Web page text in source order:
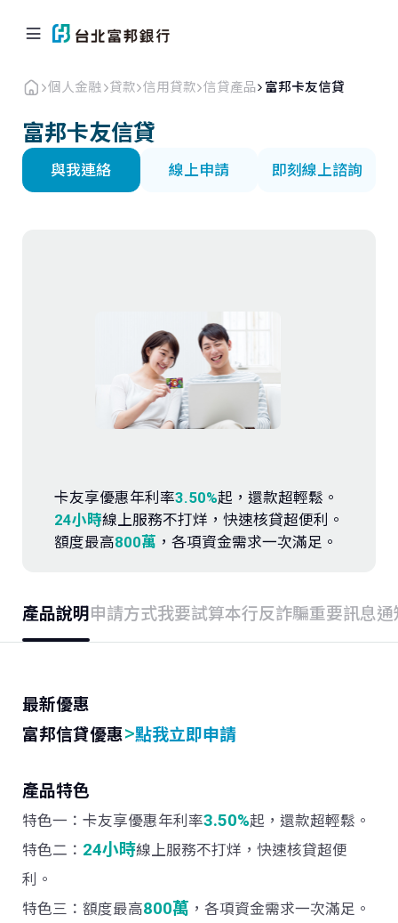
個人金融 企業．商戶 海外業務 關於北富銀
數位服務
個人金融 貸款 信用貸款 信貸產品 富邦卡友信貸
富邦卡友信貸
與我連絡 線上申請 即刻線上諮詢
卡友享優惠年利率3.50%起，還款超輕鬆。
24小時線上服務不打烊，快速核貸超便利。
額度最高800萬 ，各項資金需求一次滿足。
產品說明 申請方式我要試算本行反詐騙重要訊息通
最新優惠
富邦信貸優惠>點我立即申請
產品特色
特色一 ：卡友享優惠年利率3.50%起，還款超輕鬆。
特色二 ： 24小時線上服務不打烊，快速核貸超便
利。
特色三 ：額度最高800萬 ，各項資金需求一次滿足。